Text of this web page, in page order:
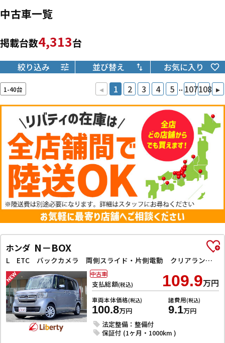
中古車一覧
掲載台数4,313台
絞り込み 並び替え お気に入り
1-40台 ◂ 1 2 3 4 5 .. 107108 ▸
ホンダ N－BOX
L ETC バックカメラ 両側スライド・片側電動 クリアランスソナー オートクルーズコントロール レーンアシスト 衝突被害軽減システム オートライト スマートキー アイドリングストップ 電動格納ミラー
支払総額(税込) 109.9万円
車両本体価格(税込)
100.8万円
諸費用(税込)
9.1万円
法定整備：整備付
保証付 (1ヶ月・1000km )
中古車